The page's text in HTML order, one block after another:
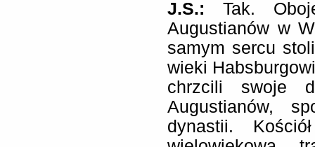
J.S.: Tak.
Augustianów w
samym sercu
wieki
chrzcili swoje
Augustianów,
dynastii.